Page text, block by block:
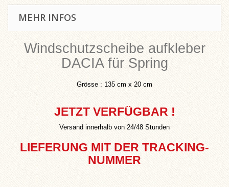
MEHR INFOS
Windschutzscheibe aufkleber
DACIA für Spring
Grösse : 135 cm x 20 cm
JETZT VERFÜGBAR !
Versand innerhalb von 24/48 Stunden
LIEFERUNG MIT DER TRACKING-
NUMMER